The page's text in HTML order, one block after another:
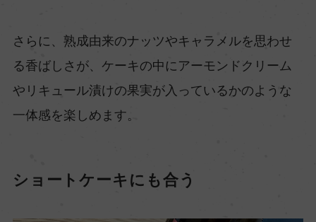
さらに、熟成由来のナッツやキャラメルを思わせ
る香ばしさが、ケーキの中にアーモンドクリーム
やリキュール漬けの果実が入っているかのような
一体感を楽しめます。
ショートケーキにも合う